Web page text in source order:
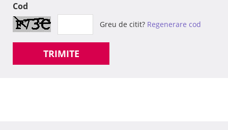
Cod
Greu de citit? Regenerare cod
TRIMITE